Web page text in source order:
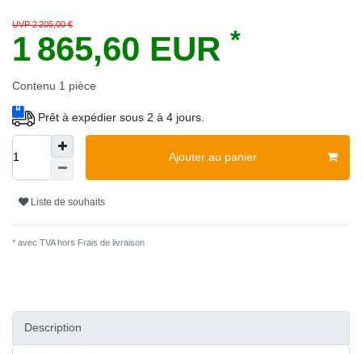
UVP 2 205,00 €
1 865,60 EUR *
Contenu 1 pièce
Prêt à expédier sous 2 à 4 jours.
Ajouter au panier
Liste de souhaits
* avec TVA hors Frais de livraison
Description